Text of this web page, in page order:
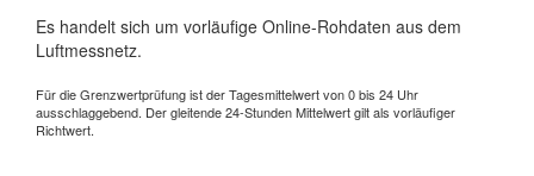
Es handelt sich um vorläufige Online-Rohdaten aus dem
Luftmessnetz.
Für die Grenzwertprüfung ist der Tagesmittelwert von 0 bis 24 Uhr
ausschlaggebend. Der gleitende 24-Stunden Mittelwert gilt als vorläufiger
Richtwert.